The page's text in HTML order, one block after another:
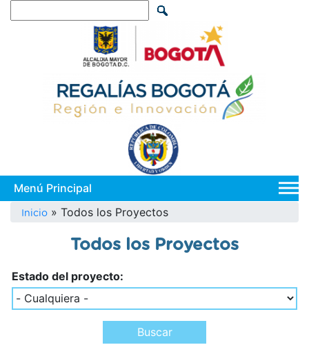
Main
Sobrescribir
a
la
navegación
Inicio Todos los Proyectos
Todos los Proyectos
Estado del proyecto: